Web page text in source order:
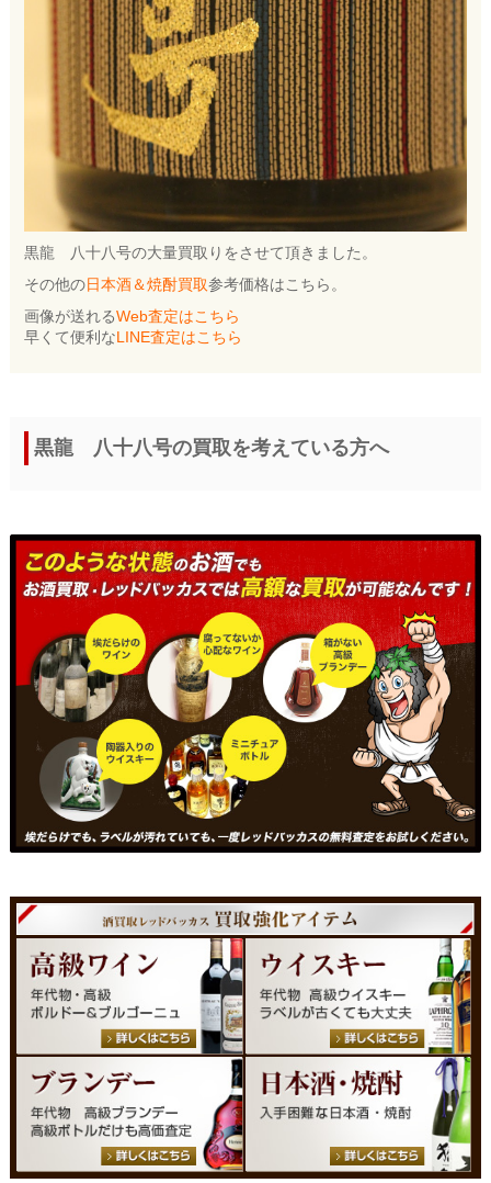
黒龍 八十八号の大量買取りをさせて頂きました。
その他の日本酒＆焼酎買取参考価格はこちら。
画像が送れるWeb査定はこちら
早くて便利なLINE査定はこちら
黒龍 八十八号の買取を考えている方へ